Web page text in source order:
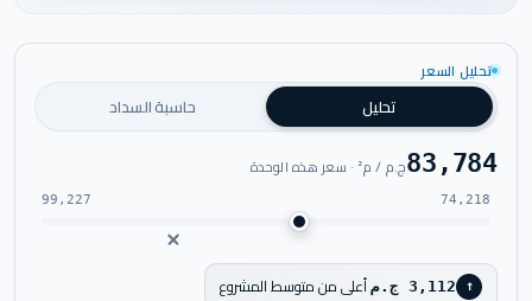
تحليل السعر
تحليل حاسبة السداد
83,784ج.م / م² · سعر هذه الوحدة
74,218
99,227
↑ 3,112 ج.م أعلى من متوسط المشروع